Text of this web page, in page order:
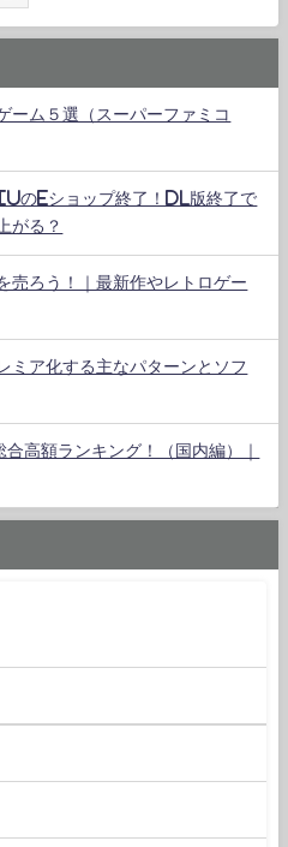
ーム５選（スーパーファミコ
のeショップ終了！DL版終了で
がる？
売ろう！｜最新作やレトロゲー
ミア化する主なパターンとソフ
高額ランキング！（国内編）｜